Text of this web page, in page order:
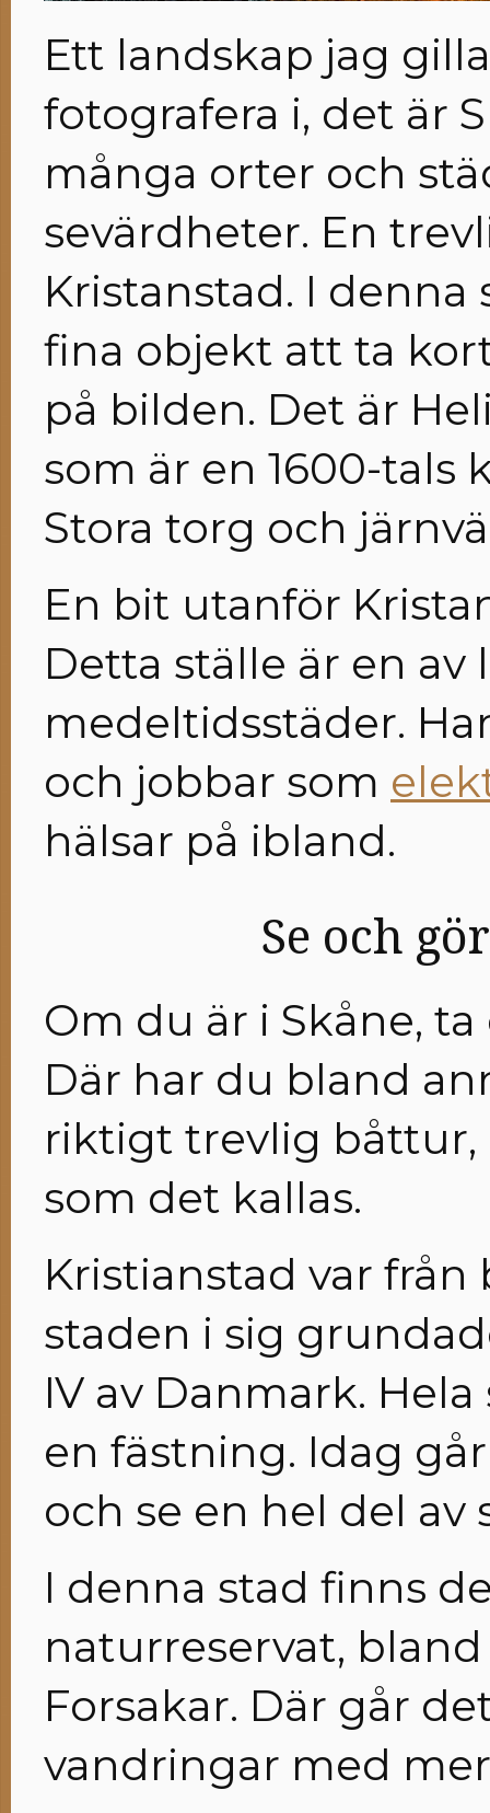
Ett landskap jag
fotografera i, det är
många orter och
sevärdheter. En
Kristanstad. I
fina objekt att ta
på bilden. Det är
som är en 1600-tals
Stora torg och
En bit utanför
Detta ställe är en
medeltidsstäder.
och jobbar som
hälsar på ibland.
Se och
Om du är i Skåne,
Där har du bland
riktigt trevlig båttur,
som det kallas.
Kristianstad var
staden i sig
IV av Danmark.
en fästning. Idag
och se en hel del
I denna stad finns
naturreservat,
Forsakar. Där går
vandringar med